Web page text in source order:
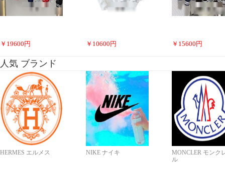
￥ 19600 円 ￥ 10600 円 ￥ 15600 円
人気 ブランド
HERMES エルメス NIKE ナイキ
MONCLER モンク
ル